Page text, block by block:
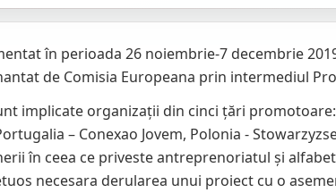
în perioada 26 noiembrie-7 decembrie
de Comisia Europeana prin intermediul
implicate organizații din cinci țări
– Conexao Jovem, Polonia -
în ceea ce priveste antreprenoriatul și
necesara derularea unui proiect cu o